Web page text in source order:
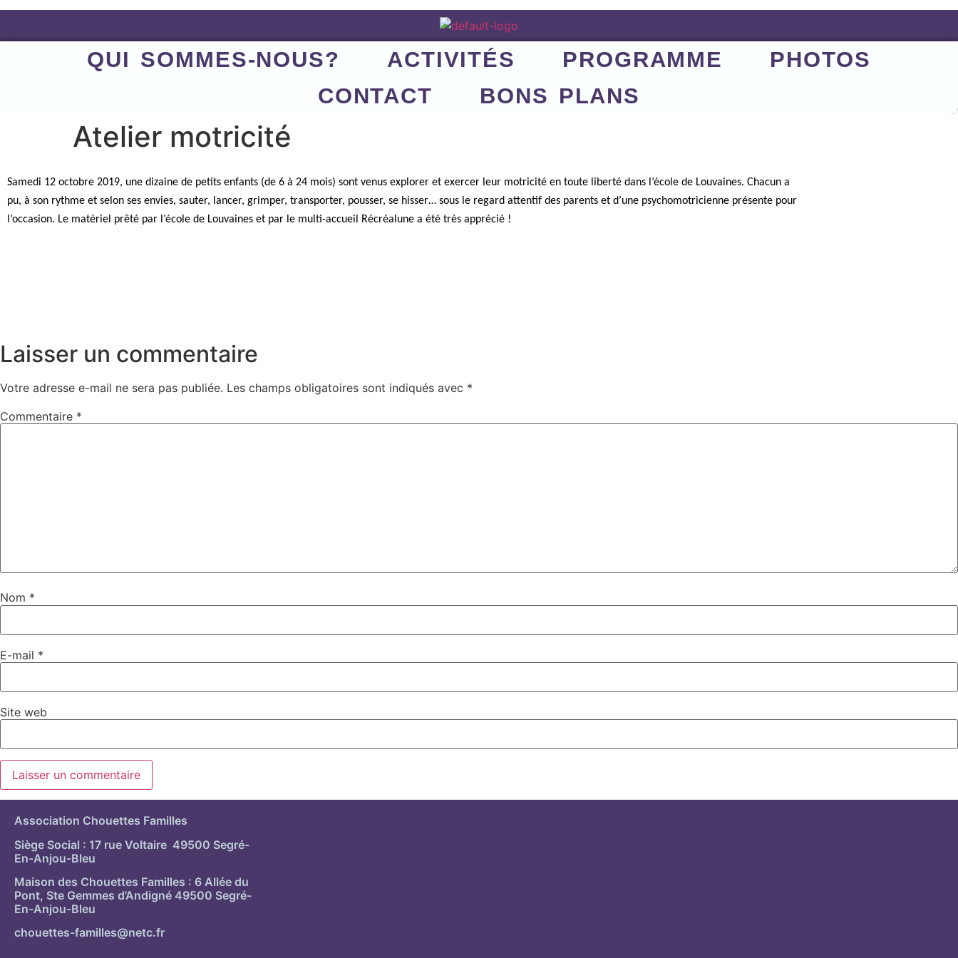
QUI SOMMES-NOUS? ACTIVITÉS PROGRAMME
PHOTOS
CONTACT
BONS PLANS
Atelier motricité
Samedi 12 octobre 2019, une dizaine de petits enfants (de 6 à 24 mois) sont venus explorer et exercer leur motricité en toute liberté dans l’école de Louvaines. Chacun a
pu, à son rythme et selon ses envies, sauter, lancer, grimper, transporter, pousser, se hisser… sous le regard attentif des parents et d’une psychomotricienne présente pour
l’occasion. Le matériel prêté par l’école de Louvaines et par le multi-accueil Récréalune a été très apprécié !
Laisser un commentaire
Votre adresse e-mail ne sera pas publiée. Les champs obligatoires sont indiqués avec *
Commentaire *
Nom *
E-mail *
Site web
Association Chouettes Familles
Siège Social : 17 rue Voltaire 49500 Segré-
En-Anjou-Bleu
Maison des Chouettes Familles : 6 Allée du
Pont, Ste Gemmes d’Andigné 49500 Segré-
En-Anjou-Bleu
chouettes-familles@netc.fr